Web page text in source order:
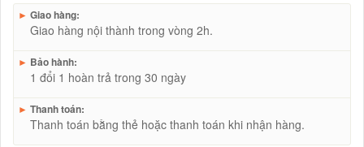
► Giao hàng:
Giao hàng nội thành trong vòng 2h.
► Bảo hành:
1 đổi 1 hoàn trả trong 30 ngày
► Thanh toán:
Thanh toán bằng thẻ hoặc thanh toán khi nhận hàng.